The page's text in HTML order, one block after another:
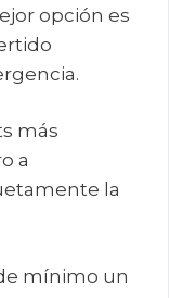
opción es
más
a
la
mínimo un